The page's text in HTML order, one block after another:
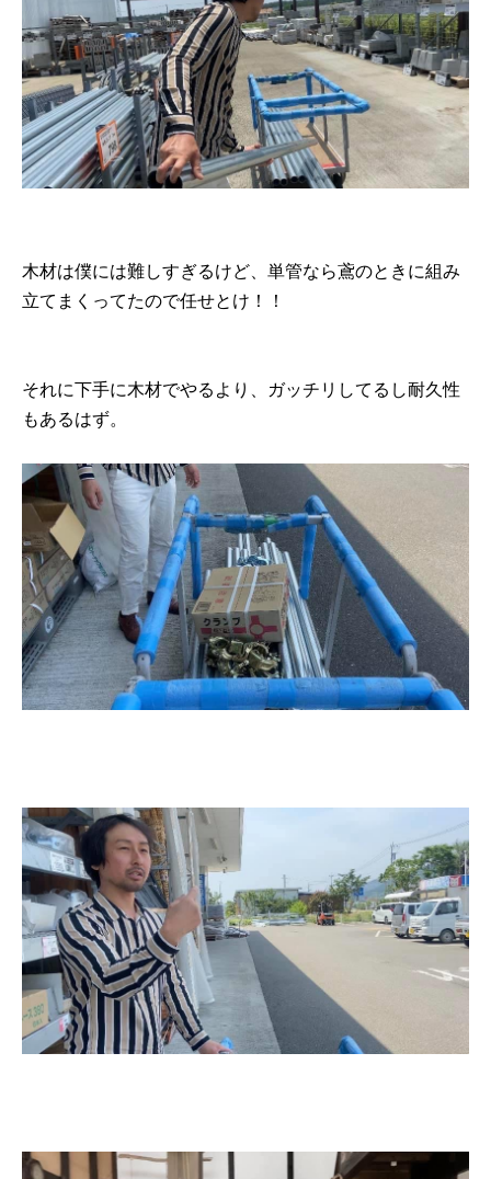
木材は僕には難しすぎるけど、単管なら鳶のときに組み
立てまくってたので任せとけ！！
それに下手に木材でやるより、ガッチリしてるし耐久性
もあるはず。